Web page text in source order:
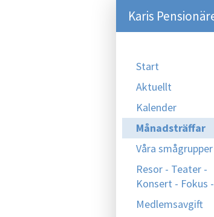
Karis
Start
Aktuellt
Kalender
Månadsträffar
Våra smågrupper
Resor - Teater -
Konsert - Fokus
Medlemsavgift